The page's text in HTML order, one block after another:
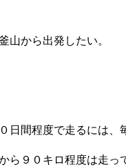
山から出発したい。
日間程度で走るには
ら９０キロ程度は走っ